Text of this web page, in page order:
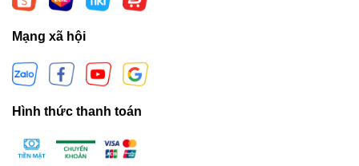
Mạng xã hội
Hình thức thanh toán